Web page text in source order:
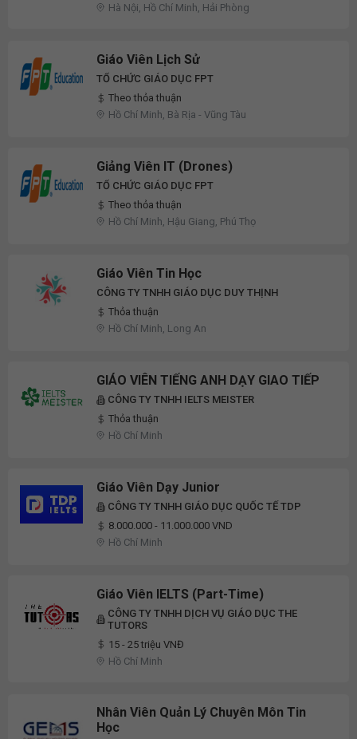
Hà Nội, Hồ Chí Minh, Hải Phòng
Giáo Viên Lịch Sử
TỔ CHỨC GIÁO DỤC FPT
Theo thỏa thuận
Hồ Chí Minh, Bà Rịa - Vũng Tàu
Giảng Viên IT (Drones)
TỔ CHỨC GIÁO DỤC FPT
Theo thỏa thuận
Hồ Chí Minh, Hậu Giang, Phú Thọ
Giáo Viên Tin Học
CÔNG TY TNHH GIÁO DỤC DUY THỊNH
Thỏa thuận
Hồ Chí Minh, Long An
GIÁO VIÊN TIẾNG ANH DẠY GIAO TIẾP
CÔNG TY TNHH IELTS MEISTER
Thỏa thuận
Hồ Chí Minh
Giáo Viên Dạy Junior
CÔNG TY TNHH GIÁO DỤC QUỐC TẾ TDP
8.000.000 - 11.000.000 VND
Hồ Chí Minh
Giáo Viên IELTS (Part-Time)
CÔNG TY TNHH DỊCH VỤ GIÁO DỤC THE
TUTORS
15 - 25 triệu VNĐ
Hồ Chí Minh
Nhân Viên Quản Lý Chuyên Môn Tin
Học